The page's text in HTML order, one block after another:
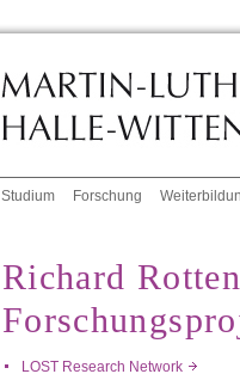
Studium Forschung
Richard
LOST Research Network